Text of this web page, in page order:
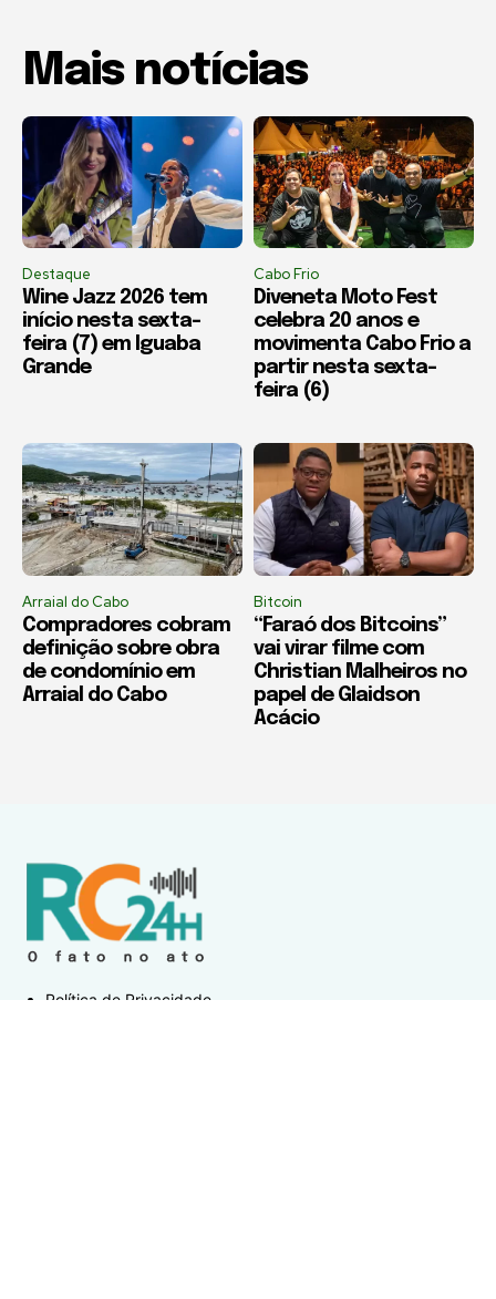
Mais notícias
Destaque
Wine Jazz 2026 tem
início nesta sexta-
feira (7) em Iguaba
Grande
Cabo Frio
Diveneta Moto Fest
celebra 20 anos e
movimenta Cabo Frio a
partir nesta sexta-
feira (6)
Arraial do Cabo
Compradores cobram
definição sobre obra
de condomínio em
Arraial do Cabo
Bitcoin
“Faraó dos Bitcoins”
vai virar filme com
Christian Malheiros no
papel de Glaidson
Acácio
Política de Privacidade